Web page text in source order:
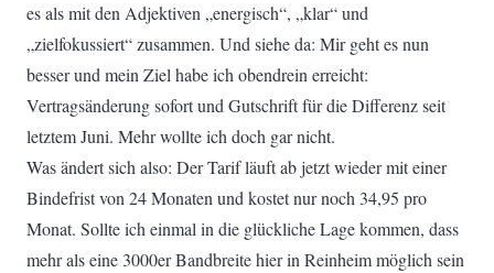
es als mit den Adjektiven „energisch“, „klar“ und
„zielfokussiert“ zusammen. Und siehe da: Mir geht es nun
besser und mein Ziel habe ich obendrein erreicht:
Vertragsänderung sofort und Gutschrift für die Differenz seit
letztem Juni. Mehr wollte ich doch gar nicht.
Was ändert sich also: Der Tarif läuft ab jetzt wieder mit einer
Bindefrist von 24 Monaten und kostet nur noch 34,95 pro
Monat. Sollte ich einmal in die glückliche Lage kommen, dass
mehr als eine 3000er Bandbreite hier in Reinheim möglich sein